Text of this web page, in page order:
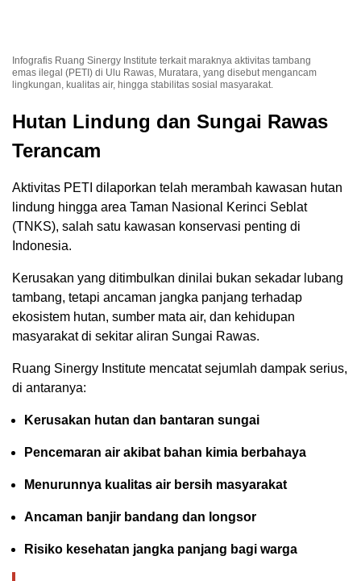
Infografis Ruang Sinergy Institute terkait maraknya aktivitas tambang
emas ilegal (PETI) di Ulu Rawas, Muratara, yang disebut mengancam
lingkungan, kualitas air, hingga stabilitas sosial masyarakat.
Hutan Lindung dan Sungai Rawas
Terancam
Aktivitas PETI dilaporkan telah merambah kawasan hutan
lindung hingga area Taman Nasional Kerinci Seblat
(TNKS), salah satu kawasan konservasi penting di
Indonesia.
Kerusakan yang ditimbulkan dinilai bukan sekadar lubang
tambang, tetapi ancaman jangka panjang terhadap
ekosistem hutan, sumber mata air, dan kehidupan
masyarakat di sekitar aliran Sungai Rawas.
Ruang Sinergy Institute mencatat sejumlah dampak serius,
di antaranya:
Kerusakan hutan dan bantaran sungai
Pencemaran air akibat bahan kimia berbahaya
Menurunnya kualitas air bersih masyarakat
Ancaman banjir bandang dan longsor
Risiko kesehatan jangka panjang bagi warga